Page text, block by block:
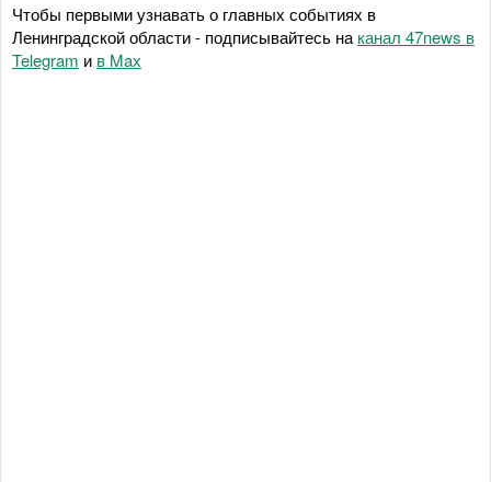
Чтобы первыми узнавать о главных событиях в
Ленинградской области - подписывайтесь на канал 47news в
Telegram и в Maх